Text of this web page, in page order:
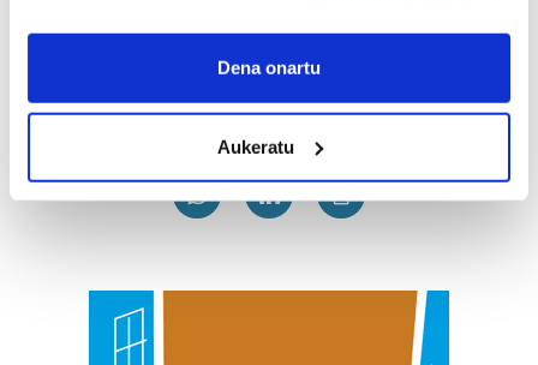
If you allow, we would also like to:
Collect information about your geographical
meters
Identify your device by actively scanning it for
specific characteristics (fingerprinting)
Find out more about how your personal data is processed
prozesatzen ditugu, zure IP zenbakia, besteak beste,
teknologia erabiliz, cookieak adibidez, iragarki eta eduki
Dena onartu
Aukeratu
Gehiago